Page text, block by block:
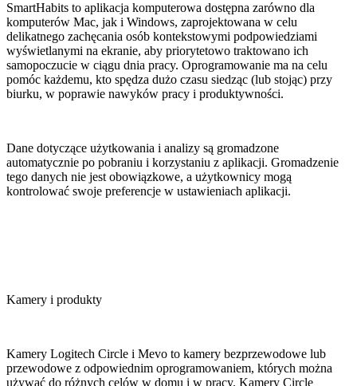
SmartHabits to aplikacja komputerowa dostępna zarówno dla
komputerów Mac, jak i Windows, zaprojektowana w celu
delikatnego zachęcania osób kontekstowymi podpowiedziami
wyświetlanymi na ekranie, aby priorytetowo traktowano ich
samopoczucie w ciągu dnia pracy. Oprogramowanie ma na celu
pomóc każdemu, kto spędza dużo czasu siedząc (lub stojąc) przy
biurku, w poprawie nawyków pracy i produktywności.
Dane dotyczące użytkowania i analizy są gromadzone
automatycznie po pobraniu i korzystaniu z aplikacji. Gromadzenie
tego danych nie jest obowiązkowe, a użytkownicy mogą
kontrolować swoje preferencje w ustawieniach aplikacji.
Kamery i produkty
Kamery Logitech Circle i Mevo to kamery bezprzewodowe lub
przewodowe z odpowiednim oprogramowaniem, których można
używać do różnych celów w domu i w pracy. Kamery Circle